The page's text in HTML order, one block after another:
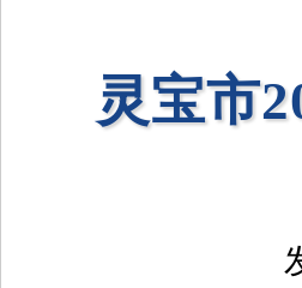
灵宝市